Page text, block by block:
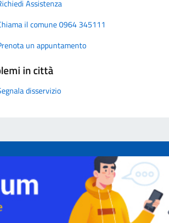
Assistenza
il comune 0964 345111
un appuntamento
in città
disservizio